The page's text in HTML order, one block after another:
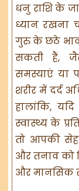
धनु राशि के
ध्यान रखना
गुरु के छठे भाव
सकती हैं,
समस्याएं या
शरीर में दर्द
हालांकि,
स्वास्थ्य के
तो आपकी
और तनाव को
और मानसिक